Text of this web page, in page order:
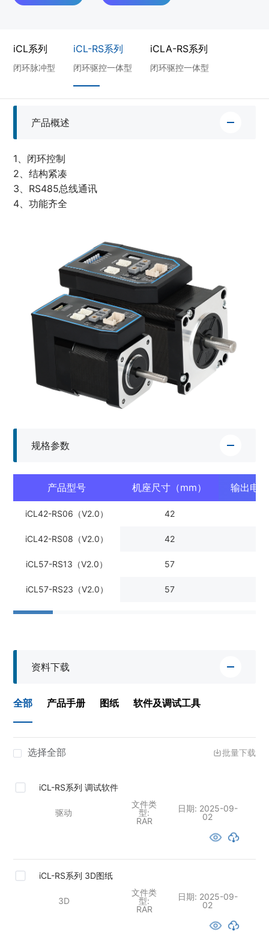
iCL系列
闭环脉冲型
iCL-RS系列
闭环驱控一体型
iCLA-RS系列
闭环驱控一体型
产品概述
1、闭环控制
2、结构紧凑
3、RS485总线通讯
4、功能齐全
规格参数
产品型号 机座尺寸（mm） 输出电
iCL42-RS06（V2.0） 42
iCL42-RS08（V2.0） 42
iCL57-RS13（V2.0） 57
iCL57-RS23（V2.0） 57
资料下载
全部 产品手册 图纸 软件及调试工具
选择全部 批量下载
iCL-RS系列 调试软件
驱动
文件类
型:
RAR
日期: 2025-09-
02
iCL-RS系列 3D图纸
3D
文件类
型:
RAR
日期: 2025-09-
02